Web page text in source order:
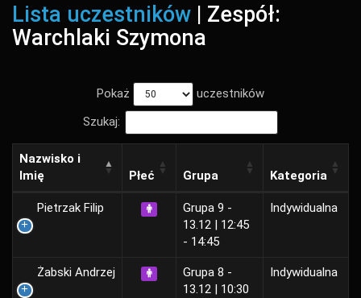
Lista uczestników | Zespół:
Warchlaki Szymona
Pokaż
uczestników
Szukaj:
Nazwisko i
Imię
Płeć Grupa Kategoria
Pietrzak Filip
Grupa 9 -
13.12 | 12:45
- 14:45
Indywidualna
Żabski Andrzej
Grupa 8 -
13.12 | 10:30
Indywidualna